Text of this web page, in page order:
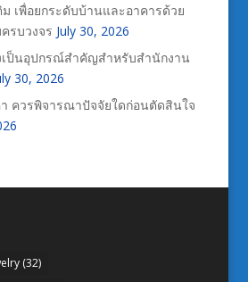
เพื่อยกระดับบ้านและอาคารด้วย
รบวงจร July 30, 2026
เป็นอุปกรณ์สำคัญสำหรับสำนักงาน
30, 2026
ควรพิจารณาปัจจัยใดก่อนตัดสินใจ
(32)